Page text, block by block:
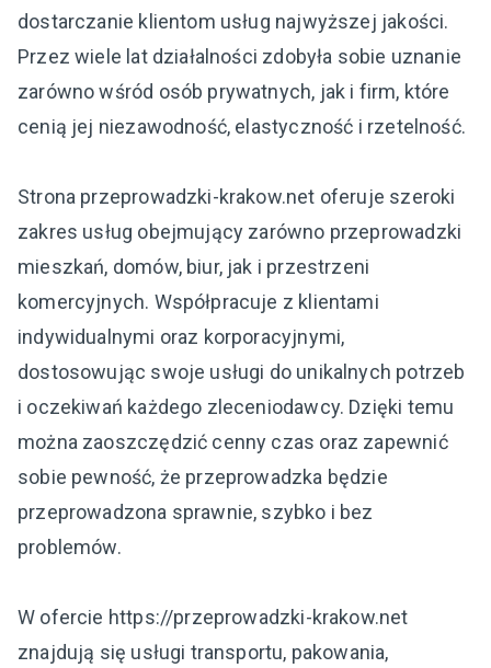
dostarczanie klientom usług najwyższej jakości.
Przez wiele lat działalności zdobyła sobie uznanie
zarówno wśród osób prywatnych, jak i firm, które
cenią jej niezawodność, elastyczność i rzetelność.
Strona przeprowadzki-krakow.net oferuje szeroki
zakres usług obejmujący zarówno przeprowadzki
mieszkań, domów, biur, jak i przestrzeni
komercyjnych. Współpracuje z klientami
indywidualnymi oraz korporacyjnymi,
dostosowując swoje usługi do unikalnych potrzeb
i oczekiwań każdego zleceniodawcy. Dzięki temu
można zaoszczędzić cenny czas oraz zapewnić
sobie pewność, że przeprowadzka będzie
przeprowadzona sprawnie, szybko i bez
problemów.
W ofercie https://przeprowadzki-krakow.net
znajdują się usługi transportu, pakowania,